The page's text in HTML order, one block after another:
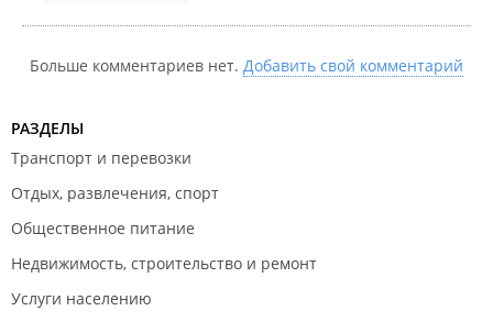
Больше комментариев нет. Добавить свой комментарий
РАЗДЕЛЫ
Транспорт и перевозки
Отдых, развлечения, спорт
Общественное питание
Недвижимость, строительство и ремонт
Услуги населению